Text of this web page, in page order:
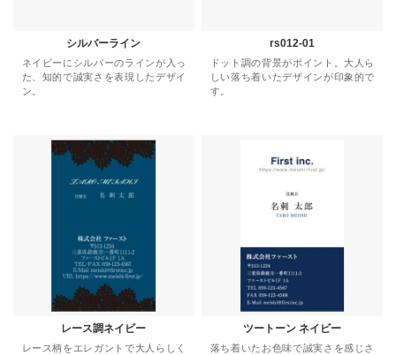
シルバーライン
ネイビーにシルバーのラインが入っ
た、知的で誠実さを表現したデザイ
ン。
rs012-01
ドット調の背景がポイント。大人ら
しい落ち着いたデザインが印象的で
す。
レース調ネイビー
レース柄をエレガントで大人らしく
ツートーン ネイビー
落ち着いたお色味で誠実さを感じさ